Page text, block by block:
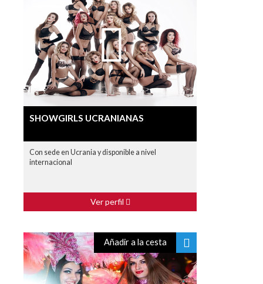
SHOWGIRLS UCRANIANAS
Con sede en Ucrania y disponible a nivel
internacional
Ver perfil
Añadir a la cesta